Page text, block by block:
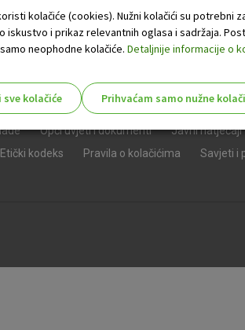
Opći uvjeti i dokumenti Javni natječaji
Etički kodeks Pravila o kolačićima
Savjeti i
kolačiće (cookies). Nužni kolačići su potrebni
iskustvo i prikaz relevantnih oglasa i sadržaja.
neophodne kolačiće. Detaljnije informacije o
kolačiće Prihvaćam samo nužne